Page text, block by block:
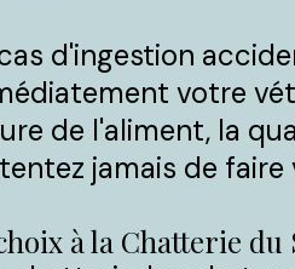
d'ingestion
votre
de l'aliment, la
jamais de
à la Chatterie